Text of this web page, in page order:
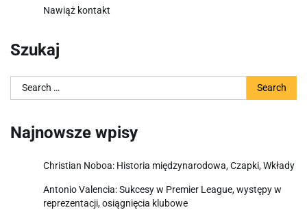
Nawiąż kontakt
Szukaj
Search
for:
Najnowsze wpisy
Christian Noboa: Historia międzynarodowa, Czapki, Wkłady
Antonio Valencia: Sukcesy w Premier League, występy w
reprezentacji, osiągnięcia klubowe